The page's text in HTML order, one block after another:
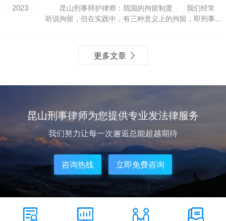
2023
昆山刑事辩护律师：我国的拘留制度 我们经常
听说拘留，但在实践中，有三种意义上的拘留，即刑事
更多文章
昆山刑事律师为您提供专业发法律服务
我们努力让每一次邂逅总能超越期待
咨询热线 立即免费咨询